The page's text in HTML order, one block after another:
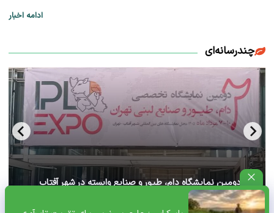
ادامه اخبار
چندرسانه‌ای
آغاز دومین نمایشگاه دام، طیور و صنایع وابسته در شهر آفتاب
تهران+ ویدئو